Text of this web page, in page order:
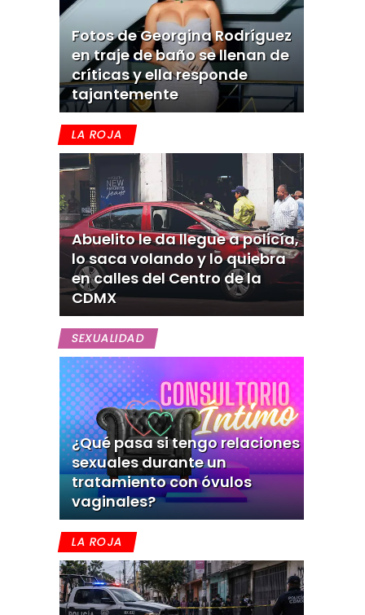
Fotos de Georgina Rodríguez
en traje de baño se llenan de
críticas y ella responde
tajantemente
LA ROJA
Abuelito le da llegue a policía,
lo saca volando y lo quiebra
en calles del Centro de la
CDMX
SEXUALIDAD
¿Qué pasa si tengo relaciones
sexuales durante un
tratamiento con óvulos
vaginales?
LA ROJA